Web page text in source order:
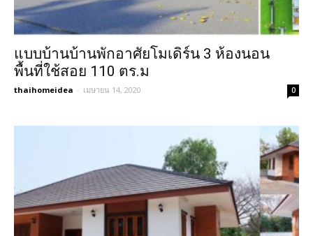
แบบบ้านบ้านพักอาศัยโมเดิร์น 3 ห้องนอน
พื้นที่ใช้สอย 110 ตร.ม
thaihomeidea - เมษายน 14, 2020 0